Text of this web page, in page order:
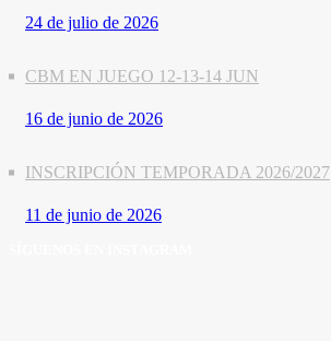
24 de julio de 2026
CBM EN JUEGO 12-13-14 JUN
16 de junio de 2026
INSCRIPCIÓN TEMPORADA 2026/2027
11 de junio de 2026